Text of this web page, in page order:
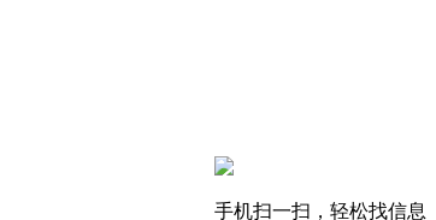
手机扫一扫，轻松找信息